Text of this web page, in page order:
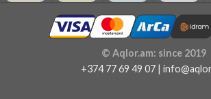
© Aqlor.am: since 2019
+374 77 69 49 07 |